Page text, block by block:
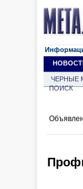
ЧЕРНЫЕ
ПОИСК